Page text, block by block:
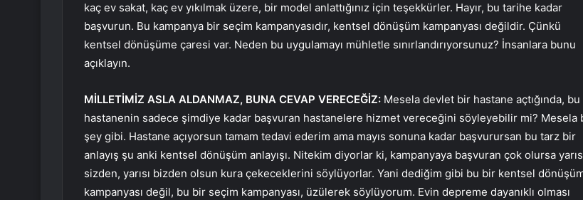
kaç ev sakat, kaç ev yıkılmak üzere, bir model anlattığınız için teşekkürler. Hayır, bu tarihe kadar
başvurun. Bu kampanya bir seçim kampanyasıdır, kentsel dönüşüm kampanyası değildir. Çünkü
kentsel dönüşüme çaresi var. Neden bu uygulamayı mühletle sınırlandırıyorsunuz? İnsanlara bunu
açıklayın.
MİLLETİMİZ ASLA ALDANMAZ, BUNA CEVAP VERECEĞİZ: Mesela devlet bir hastane açtığında, bu
hastanenin sadece şimdiye kadar başvuran hastanelere hizmet vereceğini söyleyebilir mi? Mesela
şey gibi. Hastane açıyorsun tamam tedavi ederim ama mayıs sonuna kadar başvurursan bu tarz bir
anlayış şu anki kentsel dönüşüm anlayışı. Nitekim diyorlar ki, kampanyaya başvuran çok olursa
sizden, yarısı bizden olsun kura çekeceklerini söylüyorlar. Yani dediğim gibi bu bir kentsel
kampanyası değil, bu bir seçim kampanyası, üzülerek söylüyorum. Evin depreme dayanıklı olması